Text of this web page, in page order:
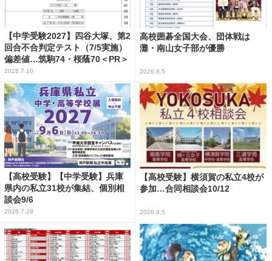
【中学受験2027】四谷大塚、第2
回合不合判定テスト（7/5実施）
偏差値…筑駒74・桜蔭70＜PR＞
2026.7.10
高校囲碁全国大会、団体戦は
灘・南山女子部が優勝
2026.8.5
【高校受験】【中学受験】兵庫
県内の私立31校が集結、個別相
談会9/6
2026.7.28
【高校受験】横須賀の私立4校が
参加…合同相談会10/12
2026.8.5